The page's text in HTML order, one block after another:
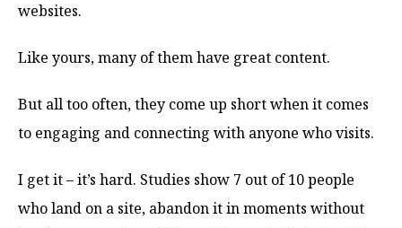
websites.
Like yours, many of them have great content.
But all too often, they come up short when it comes
to engaging and connecting with anyone who visits.
I get it – it’s hard. Studies show 7 out of 10 people
who land on a site, abandon it in moments without